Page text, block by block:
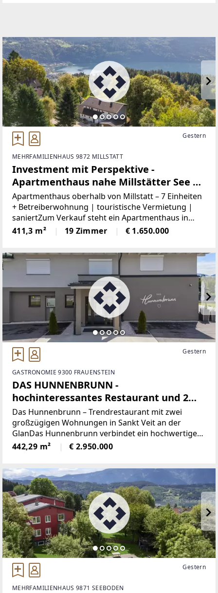
Gestern
MEHRFAMILIENHAUS 9872 MILLSTATT
Investment mit Perspektive -
Apartmenthaus nahe Millstätter See | 7
Apartments + Privatwohnung |
laufender Betrieb
Apartmenthaus oberhalb von Millstatt – 7 Einheiten
+ Betreiberwohnung | touristische Vermietung |
saniertZum Verkauf steht ein Apartmenthaus in
Matzelsdorf bei Millstatt auf einem ca. 2.798 m²
großen Grundstück. Die Liegenschaft umfasst
411,3 m² 19 Zimmer € 1.650.000
Gestern
GASTRONOMIE 9300 FRAUENSTEIN
DAS HUNNENBRUNN -
hochinteressantes Restaurant und 2
großzügige Wohnungen
Das Hunnenbrunn – Trendrestaurant mit zwei
großzügigen Wohnungen in Sankt Veit an der
GlanDas Hunnenbrunn verbindet ein hochwertiges
Trendrestaurant im Erdgeschoss mit zwei
großzügigen Wohnungen mit Dachterrassen im
442,29 m² € 2.950.000
Gestern
MEHRFAMILIENHAUS 9871 SEEBODEN